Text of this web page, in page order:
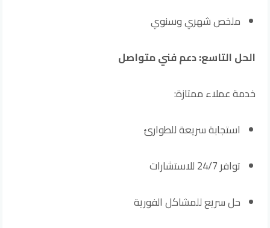
ملخص شهري وسنوي
الحل التاسع: دعم فني متواصل
خدمة عملاء ممتازة:
استجابة سريعة للطوارئ
توافر 24/7 للاستشارات
حل سريع للمشاكل الفورية